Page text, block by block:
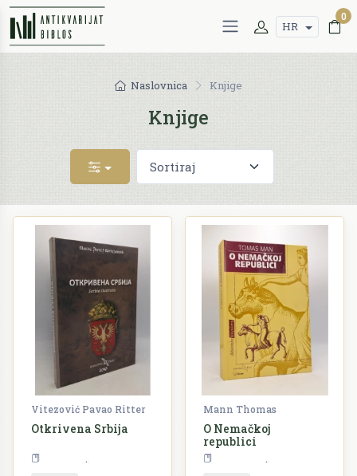
HR
0
Naslovnica Knjige
Knjige
Vitezović Pavao Ritter
Otkrivena Srbija
Mann Thomas
O Nemačkoj
republici